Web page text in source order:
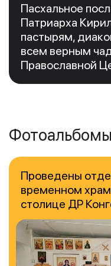
Пасхальное
Патриарха
пастырям,
всем верным
Православной
Фотоальбомы
Проведены
временном
столице ДР